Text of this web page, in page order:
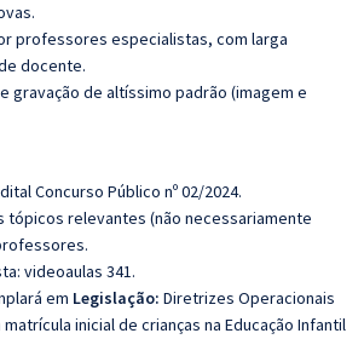
professores especialistas, com larga
docente.
gravação de altíssimo padrão (imagem e
Concurso Público nº 02/2024.
tópicos relevantes (não necessariamente
videoaulas 341.
em Legislação: Diretrizes Operacionais
inicial de crianças na Educação Infantil